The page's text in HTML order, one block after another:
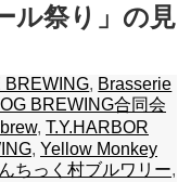
ル祭り」の見
BREWING, Brasserie
BREWING合同会
, T.Y.HARBOR
, Yellow Monkey
ちっく村ブルワリー,